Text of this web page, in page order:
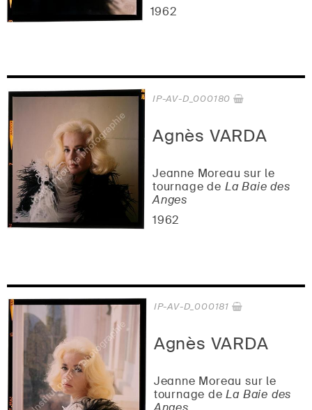
1962
Agnès VARDA
Jeanne Moreau sur le
tournage de La Baie des
Anges
1962
IP-AV-D_000180
Agnès VARDA
Jeanne Moreau sur le
tournage deLa Baie des
IP-AV-D_000181